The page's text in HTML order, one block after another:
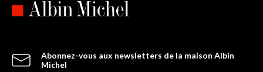
Abonnez-vous aux newsletters de la maison Albin
Michel